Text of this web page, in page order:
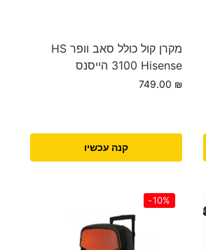
מקרן קול כולל סאב וופר HS
3100 Hisense הייסנס
749.00 ₪
קנה עכשיו
-10%